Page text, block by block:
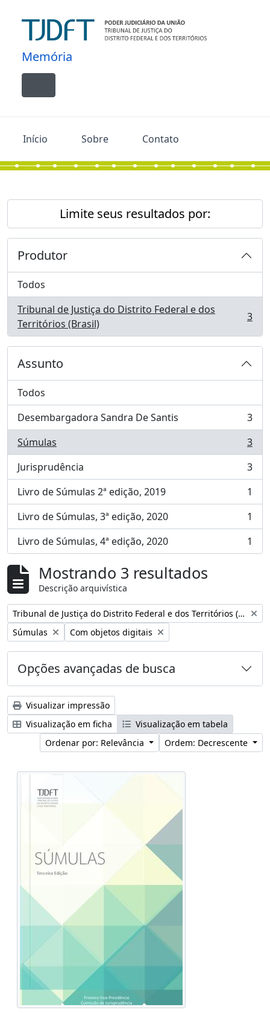
Memória
Toggle navigation
Início Sobre Contato
Limite seus resultados por:
Produtor
Todos
Tribunal de Justiça do Distrito Federal e dos
Territórios (Brasil)
, 3 resultados 3
Assunto
Todos
Desembargadora Sandra De Santis
, 3 resultados
3
Súmulas
, 3 resultados
3
Jurisprudência
, 3 resultados
3
Livro de Súmulas 2ª edição, 2019
, 1 resultados
1
Livro de Súmulas, 3ª edição, 2020
, 1 resultados
1
Livro de Súmulas, 4ª edição, 2020
, 1 resultados 1
Mostrando 3 resultados
Descrição arquivística
Remover filtro:
Tribunal de Justiça do Distrito Federal e dos Territórios (Brasil)
Remover filtro:
Súmulas Remover filtro:
Com objetos digitais
Opções avançadas de busca
Visualizar impressão
Visualização em ficha
Visualização em tabela
Ordenar por: Relevância
Ordem: Decrescente